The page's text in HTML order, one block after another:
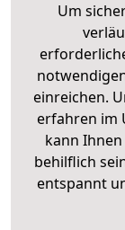
Um
einreichen.
erfahren im
kann
behilflich
entspannt